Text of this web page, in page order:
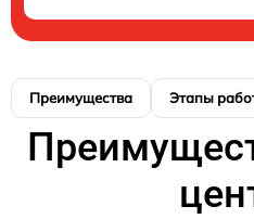
Преимущества Этапы